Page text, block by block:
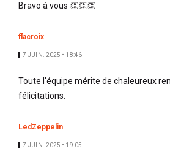
Bravo à vous 👏👏👏
flacroix
7 JUIN. 2025 • 18:46
Toute l'équipe mérite de chaleureux
félicitations.
LedZeppelin
7 JUIN. 2025 • 19:05